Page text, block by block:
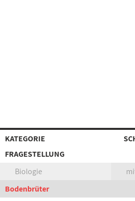
KATEGORIE
FRAGESTELLUNG
Biologie
Bodenbrüter